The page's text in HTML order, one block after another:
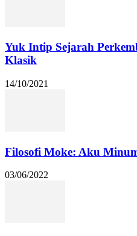
Yuk Intip Sejarah
Klasik
14/10/2021
Filosofi Moke: Aku
03/06/2022